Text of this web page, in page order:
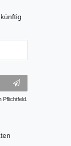
Pflichtfeld.